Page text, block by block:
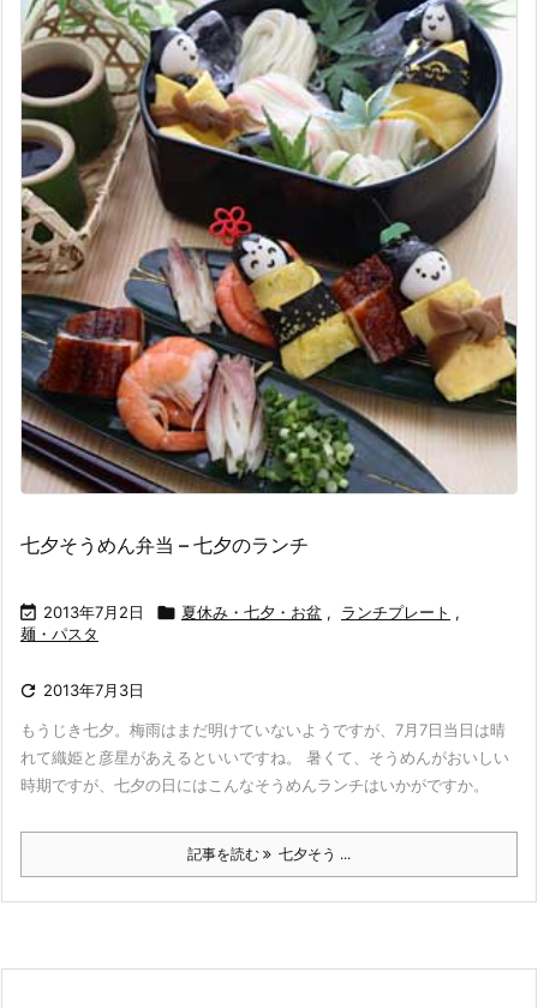
七夕そうめん弁当 – 七夕のランチ
 2013年7月2日  夏休み・七夕・お盆 , ランチプレート ,
麺・パスタ
 2013年7月3日
もうじき七夕。梅雨はまだ明けていないようですが、7月7日当日は晴
れて織姫と彦星があえるといいですね。 暑くて、そうめんがおいしい
時期ですが、七夕の日にはこんなそうめんランチはいかがですか。
記事を読む 七夕そう ...